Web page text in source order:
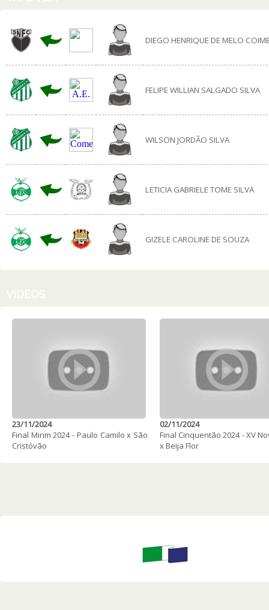
DIEGO HENRIQUE DE MELO
FELIPE WILLIAN SALGADO SILVA
WILSON JORDÃO SILVA
LETICIA GABRIELE TOME SILVA
GIZELE CAROLINE DE SOUZA
23/11/2024
Final Mirim 2024 - Paulo Camilo x São
Cristóvão
02/11/2024
Final Cinquentão 2024 - XV
x Beija Flor